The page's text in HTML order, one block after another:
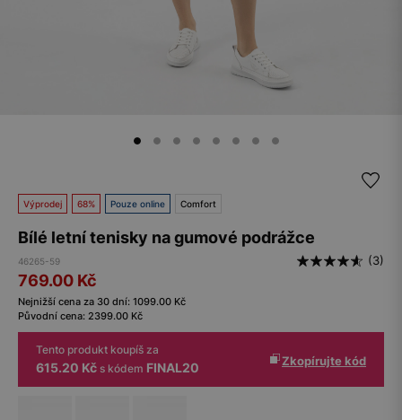
Výprodej 68% Pouze online Comfort
Bílé letní tenisky na gumové podrážce
46265-59 (3)
769.00 Kč
Nejnižší cena za 30 dní: 1099.00 Kč
Původní cena: 2399.00 Kč
Tento produkt koupíš za
615.20 Kč s kódem FINAL20 Zkopírujte kód